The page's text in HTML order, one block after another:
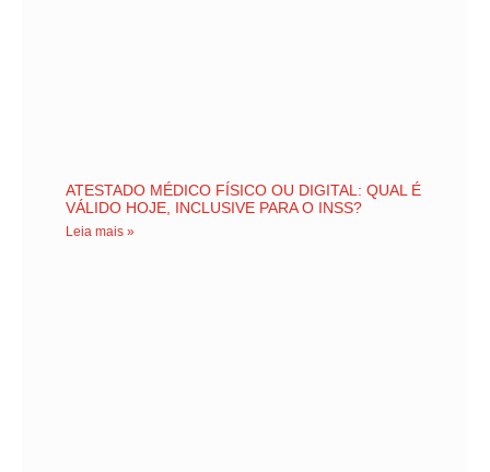
ATESTADO MÉDICO FÍSICO OU DIGITAL: QUAL É
VÁLIDO HOJE, INCLUSIVE PARA O INSS?
Leia mais »